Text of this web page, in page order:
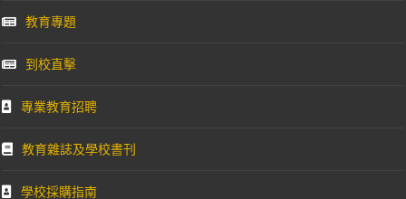
教育專題
到校直擊
專業教育招聘
教育雜誌及學校書刊
學校採購指南